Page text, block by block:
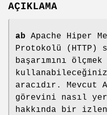
AÇIKLAMA
ab Apache Hiper
Protokolü (HTTP)
başarımını ölçmek
aracıdır. Mevcut
görevini nasıl
hakkında bir